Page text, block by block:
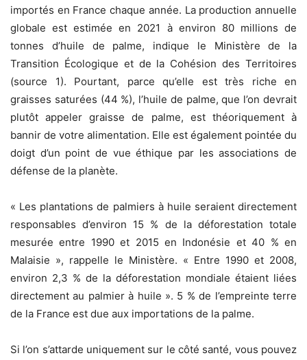
importés en France chaque année. La production annuelle
globale est estimée en 2021 à environ 80 millions de
tonnes d’huile de palme, indique le Ministère de la
Transition Écologique et de la Cohésion des Territoires
(source 1). Pourtant, parce qu’elle est très riche en
graisses saturées (44 %), l’huile de palme, que l’on devrait
plutôt appeler graisse de palme, est théoriquement à
bannir de votre alimentation. Elle est également pointée du
doigt d’un point de vue éthique par les associations de
défense de la planète.
« Les plantations de palmiers à huile seraient directement
responsables d’environ 15 % de la déforestation totale
mesurée entre 1990 et 2015 en Indonésie et 40 % en
Malaisie », rappelle le Ministère. « Entre 1990 et 2008,
environ 2,3 % de la déforestation mondiale étaient liées
directement au palmier à huile ». 5 % de l’empreinte terre
de la France est due aux importations de la palme.
Si l’on s’attarde uniquement sur le côté santé, vous pouvez